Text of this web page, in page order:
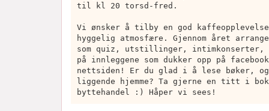
til kl 20 torsd-fred.
Vi ønsker å tilby en god
hyggelig atmosfære. Gjennom året
som quiz, utstillinger, intimkonserter,
på innleggene som dukker opp på
nettsiden! Er du glad i å lese bøker,
liggende hjemme? Ta gjerne en titt i
byttehandel :) Håper vi sees!